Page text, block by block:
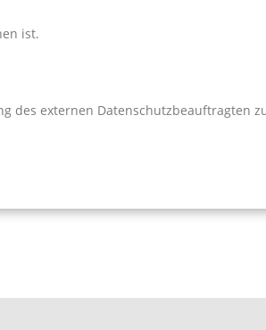
ist.
externen Datenschutzbeauftragten